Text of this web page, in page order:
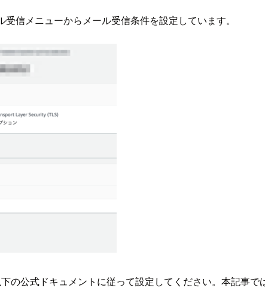
信メニューからメール受信条件を設定しています。
の公式ドキュメントに従って設定してください。本記事で